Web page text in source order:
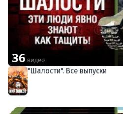
36 видео
"Шалости". Все выпуски